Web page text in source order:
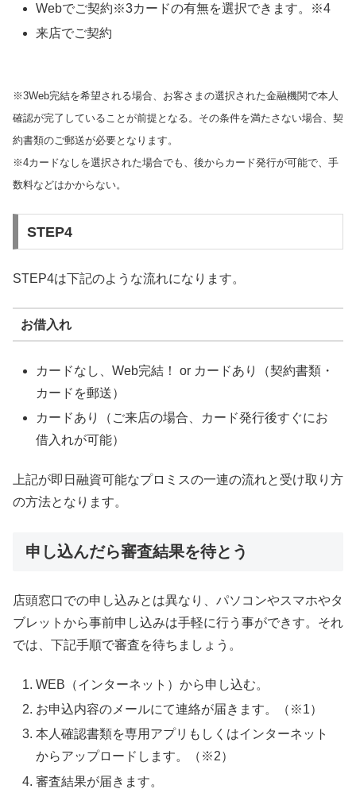
Webでご契約※3カードの有無を選択できます。※4
来店でご契約
※3Web完結を希望される場合、お客さまの選択された金融機関で本人
確認が完了していることが前提となる。その条件を満たさない場合、契
約書類のご郵送が必要となります。
※4カードなしを選択された場合でも、後からカード発行が可能で、手
数料などはかからない。
STEP4
STEP4は下記のような流れになります。
お借入れ
カードなし、Web完結！ or カードあり（契約書類・
カードを郵送）
カードあり（ご来店の場合、カード発行後すぐにお
借入れが可能）
上記が即日融資可能なプロミスの一連の流れと受け取り方
の方法となります。
申し込んだら審査結果を待とう
店頭窓口での申し込みとは異なり、パソコンやスマホやタ
ブレットから事前申し込みは手軽に行う事ができす。それ
では、下記手順で審査を待ちましょう。
WEB（インターネット）から申し込む。
お申込内容のメールにて連絡が届きます。（※1）
本人確認書類を専用アプリもしくはインターネット
からアップロードします。（※2）
審査結果が届きます。